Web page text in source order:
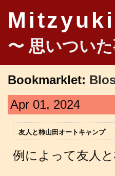
〜 思いつい
Bookmarklet:
Apr 01, 2024
友人と柿山田オートキャンプ
例によって友人